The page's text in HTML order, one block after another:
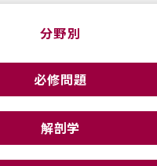
分野別
必修問題
解剖学